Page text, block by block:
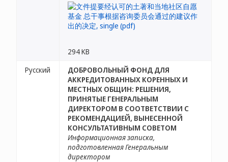
294 KB
Русский
ДОБРОВОЛЬНЫЙ ФОНД ДЛЯ
АККРЕДИТОВАННЫХ КОРЕННЫХ И
МЕСТНЫХ ОБЩИН: РЕШЕНИЯ,
ПРИНЯТЫЕ ГЕНЕРАЛЬНЫМ
ДИРЕКТОРОМ В СООТВЕТСТВИИ С
РЕКОМЕНДАЦИЕЙ, ВЫНЕСЕННОЙ
КОНСУЛЬТАТИВНЫМ СОВЕТОМ
Информационная записка,
подготовленная Генеральным
директором